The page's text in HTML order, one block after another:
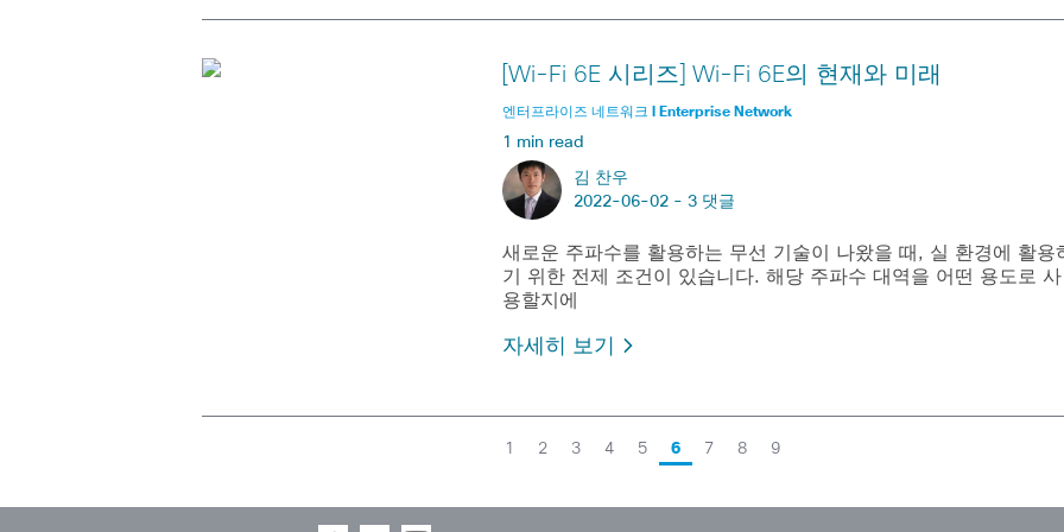
[Wi-Fi 6E 시리즈] Wi-Fi 6E의 현재와 미래
엔터프라이즈 네트워크 l Enterprise Network
1 min read
김 찬우
2022-06-02 - 3 댓글
새로운 주파수를 활용하는 무선 기술이 나왔을 때, 실 환경에 활용
기 위한 전제 조건이 있습니다. 해당 주파수 대역을 어떤 용도로 사
용할지에
자세히 보기
1 2 3 4 5 6 7 8 9